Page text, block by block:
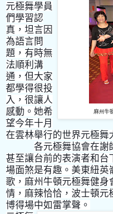
麻州牛
元極舞學員
們學習認
真，坦言因
為語言問
題，有時無
法順利溝
通，但大家
都學得很投
入， 很讓人
感動。她希
望今年十月
在雲林舉行的世界元極舞
各元極舞協會在謝
甚至讓台前的表演者和台
場面煞是有趣。美東紐英
歌，麻州牛頓元極舞健身
情，麻辣恰恰，波士頓元
博得場中如雷掌聲。